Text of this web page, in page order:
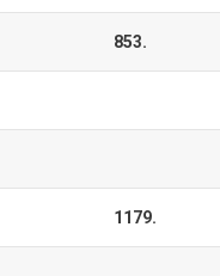
853.
1179.